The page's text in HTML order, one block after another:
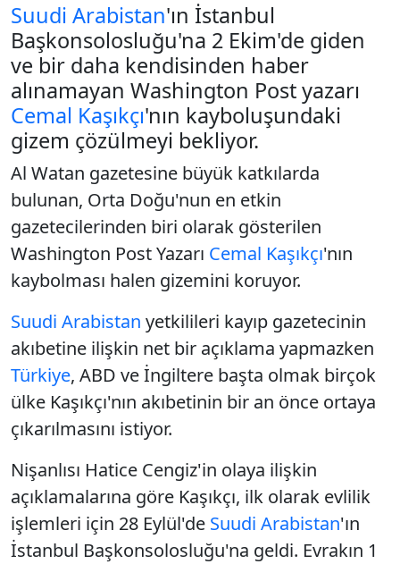
Suudi Arabistan'ın İstanbul
Başkonsolosluğu'na 2 Ekim'de giden
ve bir daha kendisinden haber
alınamayan Washington Post yazarı
Cemal Kaşıkçı'nın kayboluşundaki
gizem çözülmeyi bekliyor.
Al Watan gazetesine büyük katkılarda
bulunan, Orta Doğu'nun en etkin
gazetecilerinden biri olarak gösterilen
Washington Post Yazarı Cemal Kaşıkçı'nın
kaybolması halen gizemini koruyor.
Suudi Arabistan yetkilileri kayıp gazetecinin
akıbetine ilişkin net bir açıklama yapmazken
Türkiye, ABD ve İngiltere başta olmak birçok
ülke Kaşıkçı'nın akıbetinin bir an önce ortaya
çıkarılmasını istiyor.
Nişanlısı Hatice Cengiz'in olaya ilişkin
açıklamalarına göre Kaşıkçı, ilk olarak evlilik
işlemleri için 28 Eylül'de Suudi Arabistan'ın
İstanbul Başkonsolosluğu'na geldi. Evrakın 1